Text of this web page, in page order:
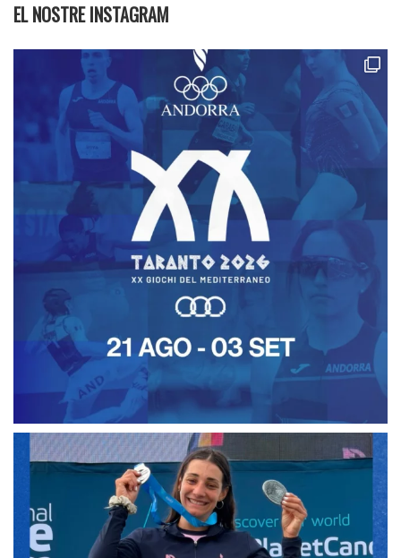
EL NOSTRE INSTAGRAM